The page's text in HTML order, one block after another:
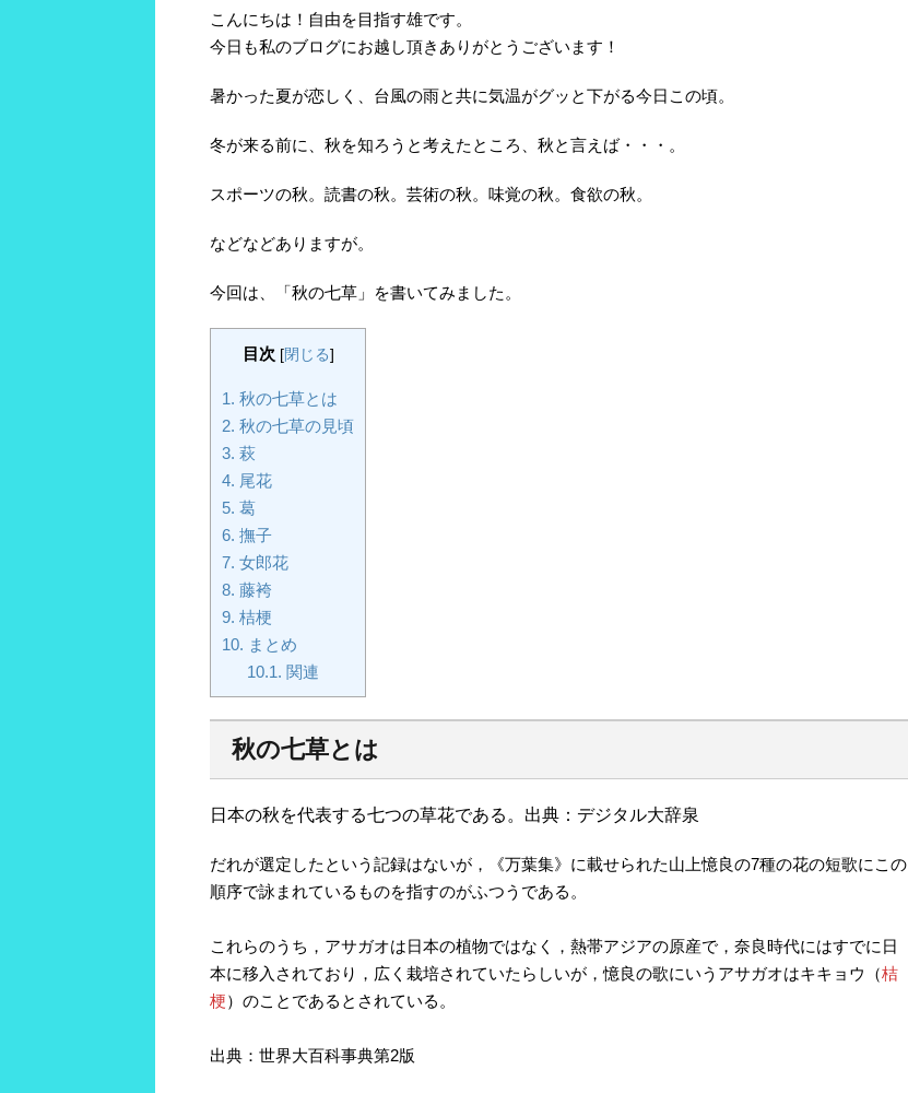
こんにちは！自由を目指す雄です。
今日も私のブログにお越し頂きありがとうございます！
暑かった夏が恋しく、台風の雨と共に気温がグッと下がる今日この頃。
冬が来る前に、秋を知ろうと考えたところ、秋と言えば・・・。
スポーツの秋。読書の秋。芸術の秋。味覚の秋。食欲の秋。
などなどありますが。
今回は、「秋の七草」を書いてみました。
目次 [閉じる]
1. 秋の七草とは
2. 秋の七草の見頃
3. 萩
4. 尾花
5. 葛
6. 撫子
7. 女郎花
8. 藤袴
9. 桔梗
10. まとめ
10.1. 関連
秋の七草とは
日本の秋を代表する七つの草花である。出典：デジタル大辞泉
だれが選定したという記録はないが，《万葉集》に載せられた山上憶良の7種の花の短歌にこの
順序で詠まれているものを指すのがふつうである。
これらのうち，アサガオは日本の植物ではなく，熱帯アジアの原産で，奈良時代にはすでに日
本に移入されており，広く栽培されていたらしいが，憶良の歌にいうアサガオはキキョウ（桔
梗）のことであるとされている。
出典：世界大百科事典第2版